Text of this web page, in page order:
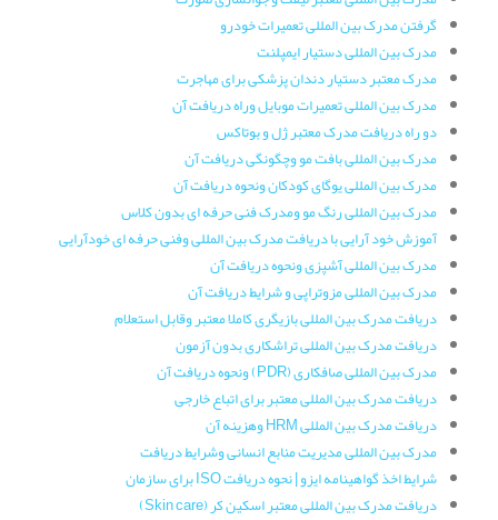
گرفتن مدرک بین المللی تعمیرات خودرو
مدرک بین المللی دستیار ایمپلنت
مدرک معتبر دستیار دندان پزشکی برای مهاجرت
مدرک بین المللی تعمیرات موبایل وراه دریافت آن
دو راه دریافت مدرک معتبر ژل و بوتاکس
مدرک بین المللی بافت مو وچگونگی دریافت آن
مدرک بین المللی یوگای کودکان ونحوه دریافت آن
مدرک بین المللی رنگ مو ومدرک فنی حرفه ای بدون کلاس
آموزش خود آرایی با دریافت مدرک بین المللی وفنی حرفه ای خودآرایی
مدرک بین المللی آشپزی ونحوه دریافت آن
مدرک بین المللی مزوتراپی و شرایط دریافت آن
دریافت مدرک بین المللی بازیگری کاملا معتبر وقابل استعلام
دریافت مدرک بین المللی تراشکاری بدون آزمون
مدرک بین المللی صافکاری (PDR) ونحوه دریافت آن
دریافت مدرک بین المللی معتبر برای اتباع خارجی
دریافت مدرک بین المللی HRM وهزینه آن
مدرک بین المللی مدیریت منابع انسانی وشرایط دریافت
شرایط اخذ گواهینامه ایزو | نحوه دریافت ISO برای سازمان
دریافت مدرک بین المللی معتبر اسکین کر (Skin care)